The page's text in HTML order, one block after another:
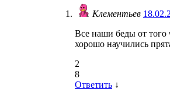
Клементьев
Все наши беды от того
хорошо научились
2
8
Ответить ↓